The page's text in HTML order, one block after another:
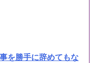
を勝手に辞めてもな